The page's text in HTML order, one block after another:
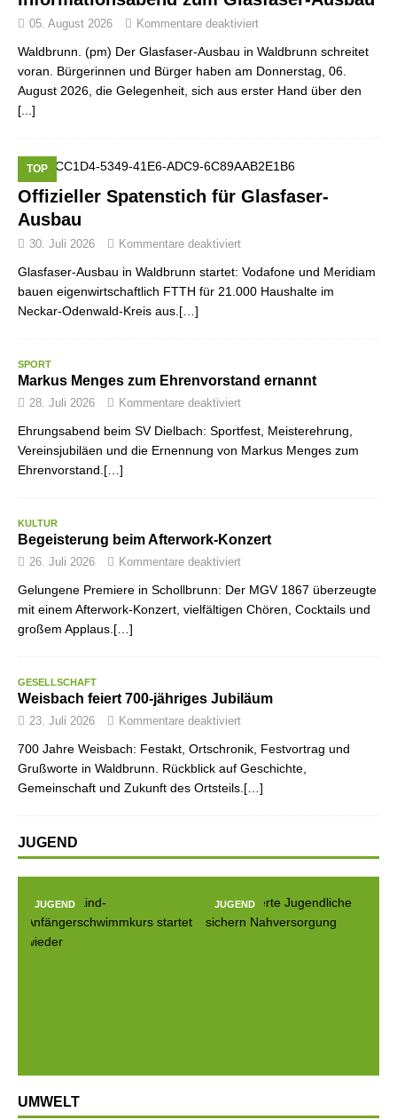
05. August 2026 Kommentare deaktiviert
Waldbrunn. (pm) Der Glasfaser-Ausbau in Waldbrunn schreitet
voran. Bürgerinnen und Bürger haben am Donnerstag, 06.
August 2026, die Gelegenheit, sich aus erster Hand über den
[...]
Offizieller Spatenstich für Glasfaser-
Ausbau
TOP
30. Juli 2026 Kommentare deaktiviert
Glasfaser-Ausbau in Waldbrunn startet: Vodafone und Meridiam
bauen eigenwirtschaftlich FTTH für 21.000 Haushalte im
Neckar-Odenwald-Kreis aus.[…]
SPORT
Markus Menges zum Ehrenvorstand ernannt
28. Juli 2026 Kommentare deaktiviert
Ehrungsabend beim SV Dielbach: Sportfest, Meisterehrung,
Vereinsjubiläen und die Ernennung von Markus Menges zum
Ehrenvorstand.[…]
KULTUR
Begeisterung beim Afterwork-Konzert
26. Juli 2026 Kommentare deaktiviert
Gelungene Premiere in Schollbrunn: Der MGV 1867 überzeugte
mit einem Afterwork-Konzert, vielfältigen Chören, Cocktails und
großem Applaus.[…]
GESELLSCHAFT
Weisbach feiert 700-jähriges Jubiläum
23. Juli 2026 Kommentare deaktiviert
700 Jahre Weisbach: Festakt, Ortschronik, Festvortrag und
Grußworte in Waldbrunn. Rückblick auf Geschichte,
Gemeinschaft und Zukunft des Ortsteils.[…]
JUGEND
JUGEND JUGEND
UMWELT